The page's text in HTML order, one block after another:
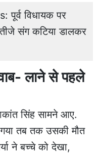
पूर्व विधायक पर
संग कटिया डालकर
लाने से पहले
सिंह सामने आए.
तब तक उसकी मौत
ने बच्चे को देखा,